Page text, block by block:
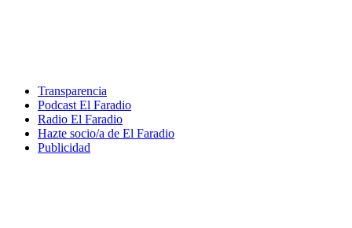
Transparencia
Podcast El Faradio
Radio El Faradio
Hazte socio/a de El Faradio
Publicidad